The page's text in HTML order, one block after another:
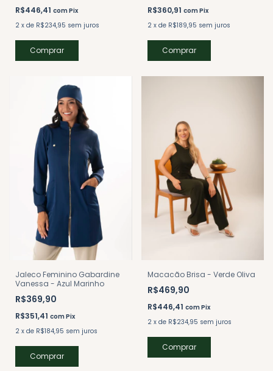
R$446,41 comPix
2 x de R$234,95 sem juros
Comprar
R$360,91 comPix
2 x de R$189,95 sem juros
Comprar
Jaleco Feminino Gabardine
Vanessa - Azul Marinho
R$369,90
R$351,41 comPix
2 x de R$184,95 sem juros
Comprar
Macacão Brisa - Verde Oliva
R$469,90
R$446,41 comPix
2 x de R$234,95 sem juros
Comprar